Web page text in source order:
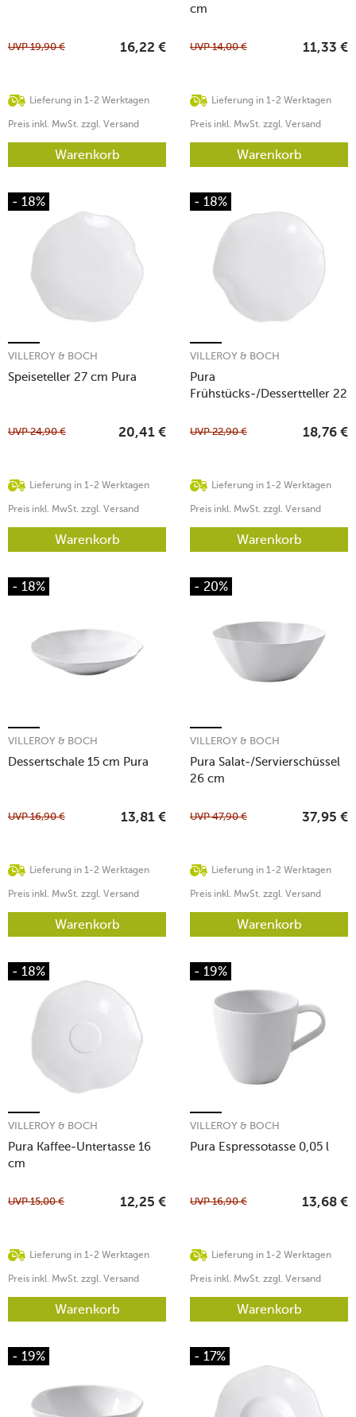
Lieferung in 1-2 Werktagen
UVP19,90 € 16,22 €
Preis inkl. MwSt. zzgl. Versand
Warenkorb
cm
Lieferung in 1-2 Werktagen
UVP14,00 € 11,33 €
Preis inkl. MwSt. zzgl. Versand
Warenkorb
- 18%
Speiseteller 27 cm Pura
VILLEROY & BOCH
Lieferung in 1-2 Werktagen
UVP24,90 € 20,41 €
Preis inkl. MwSt. zzgl. Versand
Warenkorb
- 18%
Pura
Frühstücks-/Dessertteller 22
VILLEROY & BOCH
Lieferung in 1-2 Werktagen
UVP22,90 € 18,76 €
Preis inkl. MwSt. zzgl. Versand
Warenkorb
- 18%
Dessertschale 15 cm Pura
VILLEROY & BOCH
Lieferung in 1-2 Werktagen
UVP16,90 € 13,81 €
Preis inkl. MwSt. zzgl. Versand
Warenkorb
- 20%
Pura Salat-/Servierschüssel
26 cm
VILLEROY & BOCH
Lieferung in 1-2 Werktagen
UVP47,90 € 37,95 €
Preis inkl. MwSt. zzgl. Versand
Warenkorb
- 18%
Pura Kaffee-Untertasse 16
cm
VILLEROY & BOCH
Lieferung in 1-2 Werktagen
UVP15,00 € 12,25 €
Preis inkl. MwSt. zzgl. Versand
Warenkorb
- 19%
Pura Espressotasse 0,05 l
VILLEROY & BOCH
Lieferung in 1-2 Werktagen
UVP16,90 € 13,68 €
Preis inkl. MwSt. zzgl. Versand
Warenkorb
- 19% - 17%